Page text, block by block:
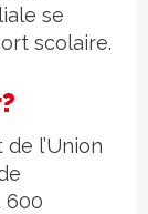
se
scolaire.
l’Union
600